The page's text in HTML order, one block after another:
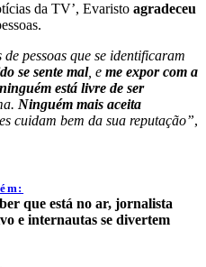
da TV’, Evaristo agradeceu
pessoas que se identificaram
se sente mal, e me expor com a
ninguém está livre de ser
Ninguém mais aceita
cuidam bem da sua reputação”,
que está no ar, jornalista
e internautas se divertem